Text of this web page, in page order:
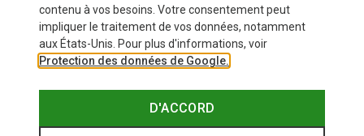
Similaires à ceux vus récemment
contenu à vos besoins. Votre consentement peut
impliquer le traitement de vos données, notamment
aux États-Unis. Pour plus d'informations, voir
Protection des données de Google.
D'ACCORD